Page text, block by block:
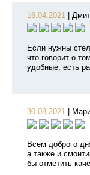
16.04.2021
Если нужны
что говорит о
удобные, есть
30.08.2021
Всем доброго
а также и
бы отметить